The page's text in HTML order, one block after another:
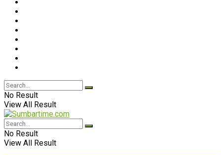
No Result
View All Result
No Result
View All Result